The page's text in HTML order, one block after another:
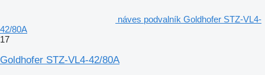
náves podvalník Goldhofer STZ-VL4-
42/80A
17
Goldhofer STZ-VL4-42/80A